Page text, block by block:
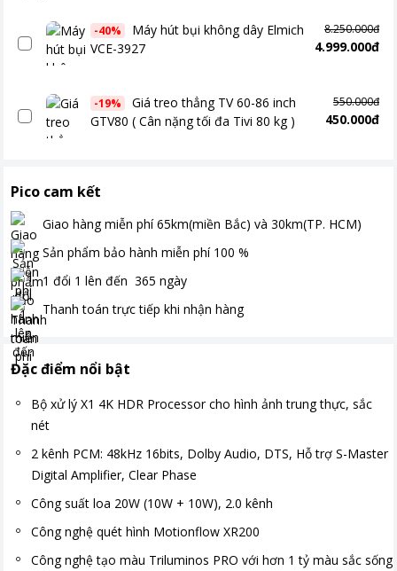
-40%
Máy hút bụi không dây Elmich
VCE-3927
8.250.000đ
4.999.000đ
-19%
Giá treo thẳng TV 60-86 inch
GTV80 ( Cân nặng tối đa Tivi 80 kg )
550.000đ
450.000đ
Pico cam kết
Giao hàng miễn phí 65km(miền Bắc) và 30km(TP. HCM)
Sản phẩm bảo hành miễn phí 100 %
1 đổi 1 lên đến 365 ngày
Thanh toán trực tiếp khi nhận hàng
Đặc điểm nổi bật
Bộ xử lý X1 4K HDR Processor cho hình ảnh trung thực, sắc
nét
2 kênh PCM: 48kHz 16bits, Dolby Audio, DTS, Hỗ trợ S-Master
Digital Amplifier, Clear Phase
Công suất loa 20W (10W + 10W), 2.0 kênh
Công nghệ quét hình Motionflow XR200
Công nghệ tạo màu Triluminos PRO với hơn 1 tỷ màu sắc sống